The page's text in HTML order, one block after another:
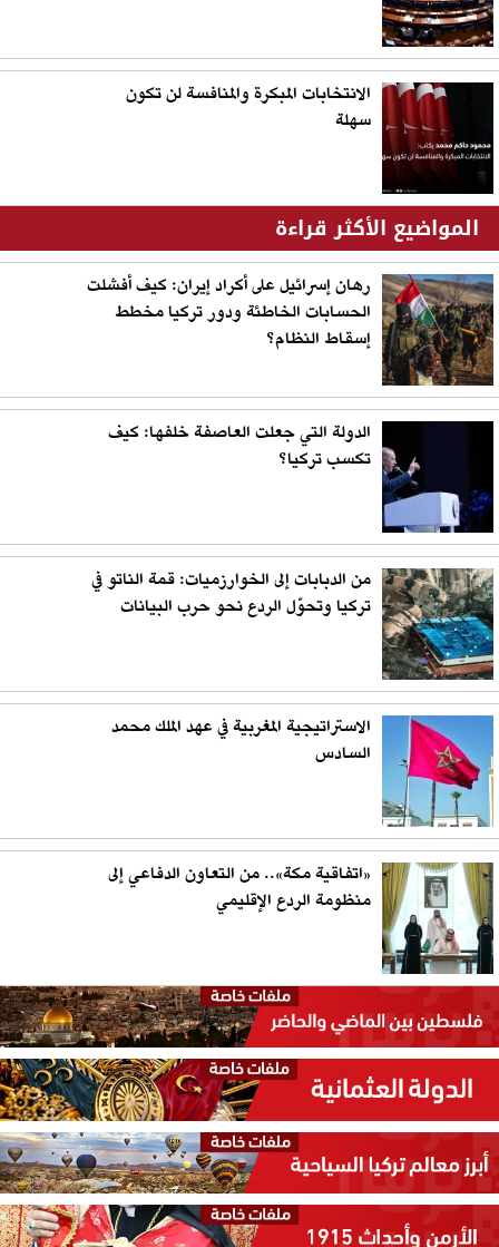
الانتخابات المبكرة والمنافسة لن تكون
سهلة
المواضيع الأكثر قراءة
رهان إسرائيل على أكراد إيران: كيف أفشلت
الحسابات الخاطئة ودور تركيا مخطط
إسقاط النظام؟
الدولة التي جعلت العاصفة خلفها: كيف
تكسب تركيا؟
من الدبابات إلى الخوارزميات: قمة الناتو في
تركيا وتحوّل الردع نحو حرب البيانات
الاستراتيجية المغربية في عهد الملك محمد
السادس
«اتفاقية مكة».. من التعاون الدفاعي إلى
منظومة الردع الإقليمي